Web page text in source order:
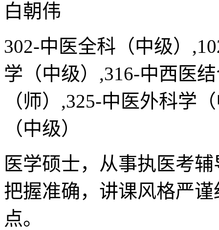
白朝伟
302-中医全科（中级）
学（中级）,316-中西医
（师）,325-中医外科学
（中级）
医学硕士，从事执医考
把握准确，讲课风格严
点。